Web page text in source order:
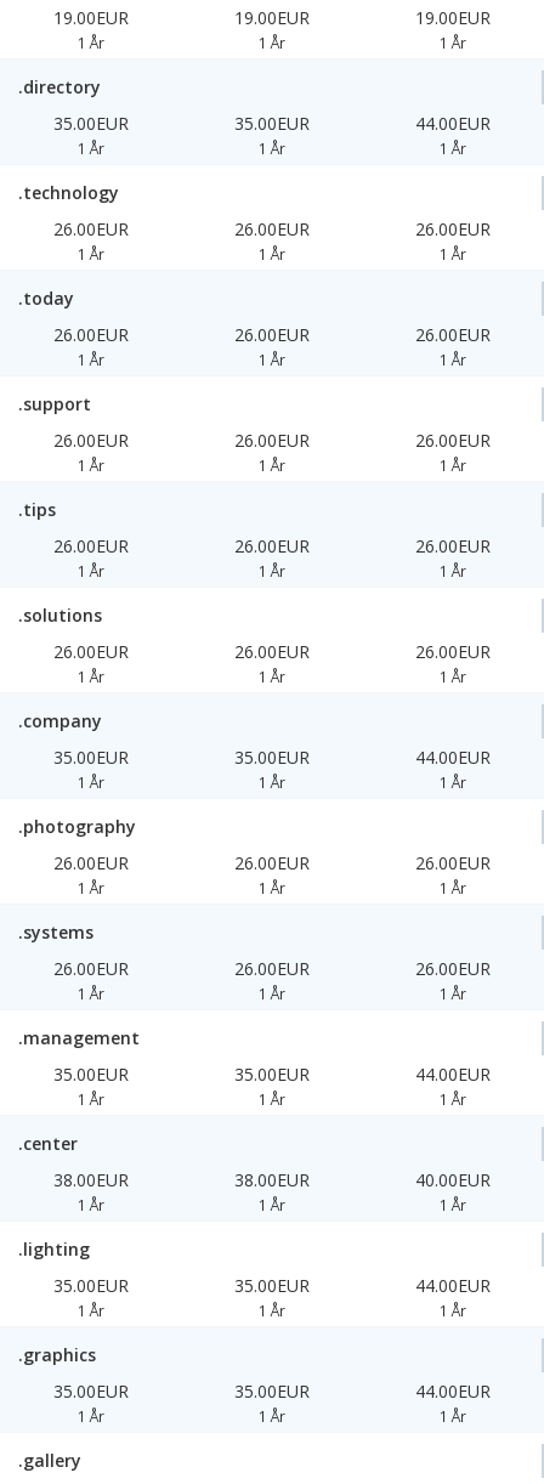
19.00EUR
1 År
19.00EUR
1 År
19.00EUR
1 År
.directory
35.00EUR
1 År
35.00EUR
1 År
44.00EUR
1 År
.technology
26.00EUR
1 År
26.00EUR
1 År
26.00EUR
1 År
.today
26.00EUR
1 År
26.00EUR
1 År
26.00EUR
1 År
.support
26.00EUR
1 År
26.00EUR
1 År
26.00EUR
1 År
.tips
26.00EUR
1 År
26.00EUR
1 År
26.00EUR
1 År
.solutions
26.00EUR
1 År
26.00EUR
1 År
26.00EUR
1 År
.company
35.00EUR
1 År
35.00EUR
1 År
44.00EUR
1 År
.photography
26.00EUR
1 År
26.00EUR
1 År
26.00EUR
1 År
.systems
26.00EUR
1 År
26.00EUR
1 År
26.00EUR
1 År
.management
35.00EUR
1 År
35.00EUR
1 År
44.00EUR
1 År
.center
38.00EUR
1 År
38.00EUR
1 År
40.00EUR
1 År
.lighting
35.00EUR
1 År
35.00EUR
1 År
44.00EUR
1 År
.graphics
35.00EUR
1 År
35.00EUR
1 År
44.00EUR
1 År
.gallery